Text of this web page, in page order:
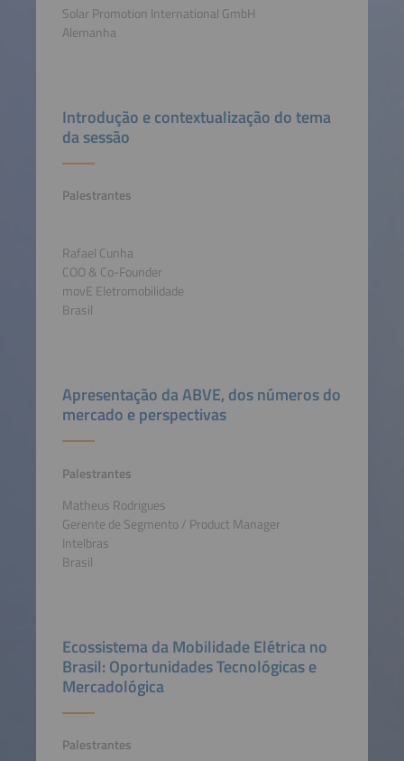
Solar Promotion International GmbH
Alemanha
Introdução e contextualização do tema
da sessão
Palestrantes
Rafael Cunha
COO & Co-Founder
movE Eletromobilidade
Brasil
Apresentação da ABVE, dos números do
mercado e perspectivas
Palestrantes
Matheus Rodrigues
Gerente de Segmento / Product Manager
Intelbras
Brasil
Ecossistema da Mobilidade Elétrica no
Brasil: Oportunidades Tecnológicas e
Mercadológica
Palestrantes